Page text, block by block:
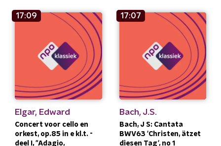
17:09
Elgar, Edward
Concert voor cello en
orkest, op.85 in e kl.t. -
deel I, "Adagio,
17:07
Bach, J.S.
Bach, J S: Cantata
BWV63 'Christen, ätzet
diesen Tag', no 1